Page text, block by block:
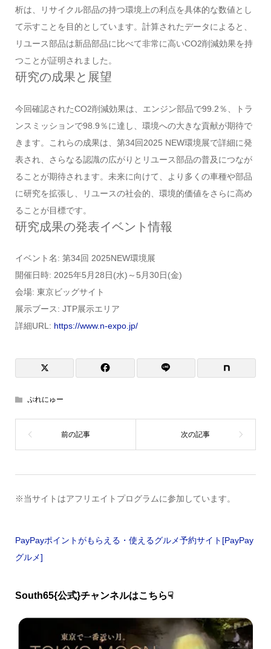
析は、リサイクル部品の持つ環境上の利点を具体的な数値とし
て示すことを目的としています。計算されたデータによると、
リユース部品は新品部品に比べて非常に高いCO2削減効果を持
つことが証明されました。
研究の成果と展望
今回確認されたCO2削減効果は、エンジン部品で99.2％、トラ
ンスミッションで98.9％に達し、環境への大きな貢献が期待で
きます。これらの成果は、第34回2025 NEW環境展で詳細に発
表され、さらなる認識の広がりとリユース部品の普及につなが
ることが期待されます。未来に向けて、より多くの車種や部品
に研究を拡張し、リユースの社会的、環境的価値をさらに高め
ることが目標です。
研究成果の発表イベント情報
イベント名: 第34回 2025NEW環境展
開催日時: 2025年5月28日(水)～5月30日(金)
会場: 東京ビッグサイト
展示ブース: JTP展示エリア
詳細URL: https://www.n-expo.jp/
ぷれにゅー
※当サイトはアフリエイトプログラムに参加しています。
PayPayポイントがもらえる・使えるグルメ予約サイト[PayPay
グルメ]
South65{公式}チャンネルはこちら☟